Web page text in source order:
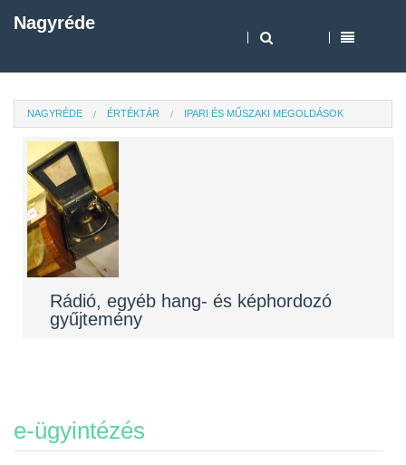
Nagyréde
NAGYRÉDE ÉRTÉKTÁR IPARI ÉS MŰSZAKI MEGOLDÁSOK
Rádió, egyéb hang- és képhordozó
gyűjtemény
e-ügyintézés